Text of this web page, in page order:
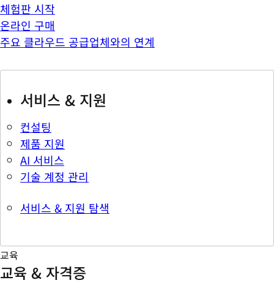
체험판 시작
온라인 구매
주요 클라우드 공급업체와의 연계
서비스 & 지원
컨설팅
제품 지원
AI 서비스
기술 계정 관리
서비스 & 지원 탐색
교육
교육 & 자격증